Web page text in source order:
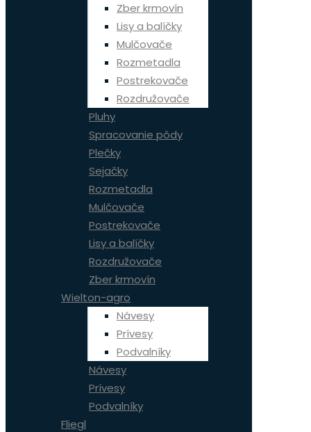
Zber krmovín
Lisy a balíčky
Mulčovače
Rozmetadla
Postrekovače
Rozdružovače
Pluhy
Spracovanie pôdy
Plečky
Sejačky
Rozmetadla
Mulčovače
Postrekovače
Lisy a balíčky
Rozdružovače
Zber krmovín
Wielton-agro
Návesy
Prívesy
Podvalníky
Návesy
Prívesy
Podvalníky
Fliegl